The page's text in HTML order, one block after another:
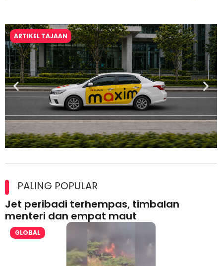
ARTIKEL TAJAAN
lesen separuh pertama 2026
PALING POPULAR
Jet peribadi terhempas, timbalan
menteri dan empat maut
GLOBAL